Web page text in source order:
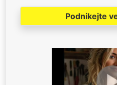
Podnikejte